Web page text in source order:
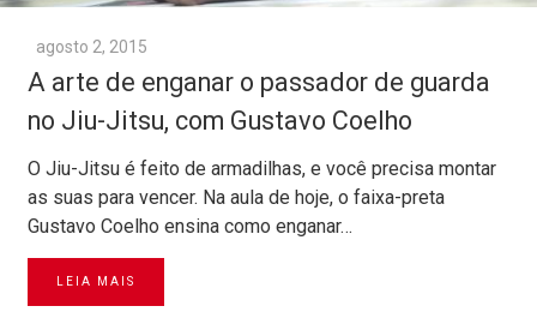
agosto 2, 2015
A arte de enganar o passador de guarda
no Jiu-Jitsu, com Gustavo Coelho
O Jiu-Jitsu é feito de armadilhas, e você precisa montar
as suas para vencer. Na aula de hoje, o faixa-preta
Gustavo Coelho ensina como enganar…
LEIA MAIS